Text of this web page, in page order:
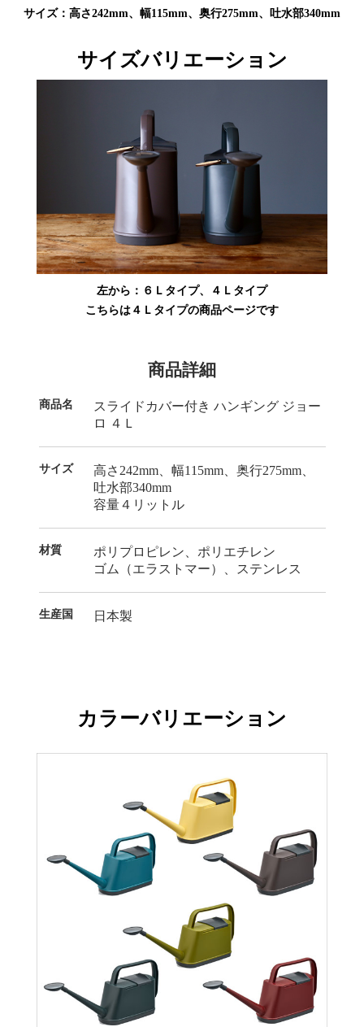
サイズ：高さ242mm、幅115mm、奥行275mm、吐水部340mm
サイズバリエーション
左から：６Ｌタイプ、４Ｌタイプ
こちらは４Ｌタイプの商品ページです
商品詳細
商品名
スライドカバー付き ハンギング ジョー
ロ ４Ｌ
サイズ
高さ242mm、幅115mm、奥行275mm、
吐水部340mm
容量４リットル
材質
ポリプロピレン、ポリエチレン
ゴム（エラストマー）、ステンレス
生産国 日本製
カラーバリエーション